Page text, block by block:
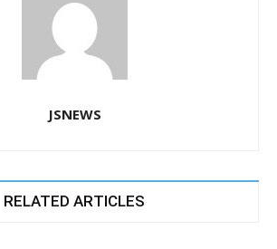
JSNEWS
RELATED ARTICLES